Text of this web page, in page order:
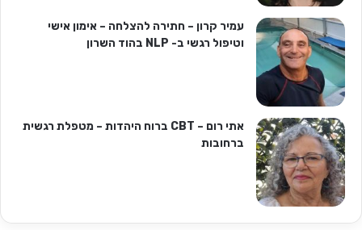
עמיר קרון – חתירה להצלחה – אימון אישי
וטיפול רגשי ב- NLP בהוד השרון
אתי רום – CBT ברוח היהדות – מטפלת רגשית
ברחובות